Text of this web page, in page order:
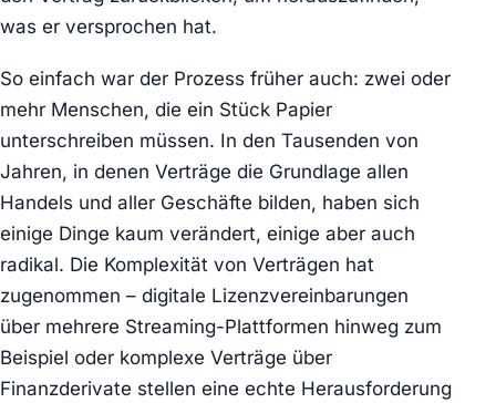
was er versprochen hat.
So einfach war der Prozess früher auch: zwei oder
mehr Menschen, die ein Stück Papier
unterschreiben müssen. In den Tausenden von
Jahren, in denen Verträge die Grundlage allen
Handels und aller Geschäfte bilden, haben sich
einige Dinge kaum verändert, einige aber auch
radikal. Die Komplexität von Verträgen hat
zugenommen – digitale Lizenzvereinbarungen
über mehrere Streaming-Plattformen hinweg zum
Beispiel oder komplexe Verträge über
Finanzderivate stellen eine echte Herausforderung